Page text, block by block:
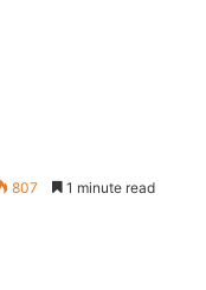
807 1 minute read